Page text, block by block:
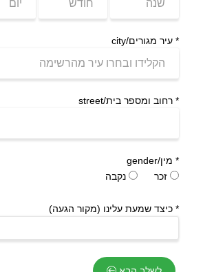
* עיר מגורים/city
* רחוב ומספר בית/street
* מין/gender
זכר
נקבה
* כיצד שמעת עלינו (מקור הגעה)